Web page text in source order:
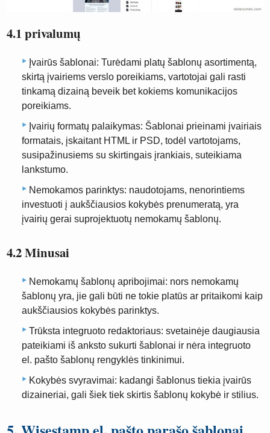
4.1 privalumų
Įvairūs šablonai: Turėdami platų šablonų asortimentą,
skirtą įvairiems verslo poreikiams, vartotojai gali rasti
tinkamą dizainą beveik bet kokiems komunikacijos
poreikiams.
Įvairių formatų palaikymas: Šablonai prieinami įvairiais
formatais, įskaitant HTML ir PSD, todėl vartotojams,
susipažinusiems su skirtingais įrankiais, suteikiama
lankstumo.
Nemokamos parinktys: naudotojams, nenorintiems
investuoti į aukščiausios kokybės prenumeratą, yra
įvairių gerai suprojektuotų nemokamų šablonų.
4.2 Minusai
Nemokamų šablonų apribojimai: nors nemokamų
šablonų yra, jie gali būti ne tokie platūs ar pritaikomi kaip
aukščiausios kokybės parinktys.
Trūksta integruoto redaktoriaus: svetainėje daugiausia
pateikiami iš anksto sukurti šablonai ir nėra integruoto
el. pašto šablonų rengyklės tinkinimui.
Kokybės svyravimai: kadangi šablonus tiekia įvairūs
dizaineriai, gali šiek tiek skirtis šablonų kokybė ir stilius.